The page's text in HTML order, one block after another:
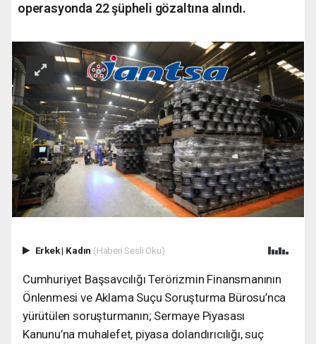
operasyonda 22 şüpheli gözaltına alındı.
Erkek| Kadın (Haberi Sesli Oku)
Cumhuriyet Başsavcılığı Terörizmin Finansmanının
Önlenmesi ve Aklama Suçu Soruşturma Bürosu’nca
yürütülen soruşturmanın; Sermaye Piyasası
Kanunu’na muhalefet, piyasa dolandırıcılığı, suç